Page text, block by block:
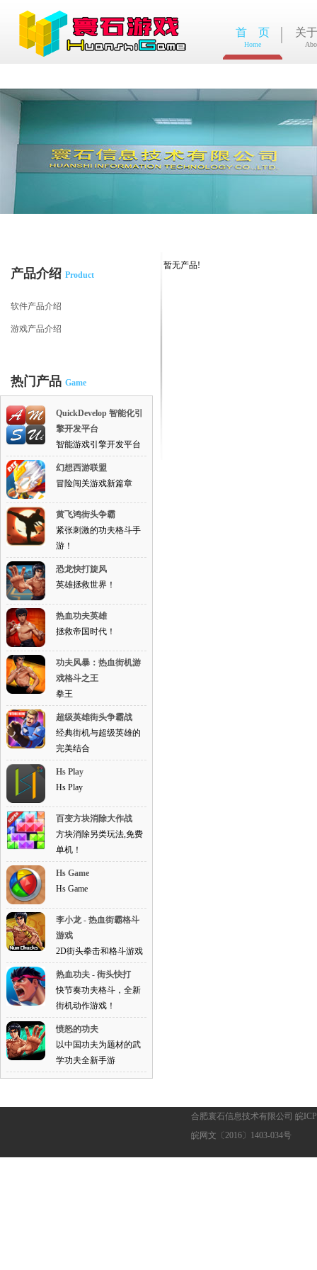
首 页
Home
关
产品介绍 Product
软件产品介绍
游戏产品介绍
热门产品 Game
QuickDevelop 智能化引
擎开发平台
智能游戏引擎开发平台
幻想西游联盟
冒险闯关游戏新篇章
黄飞鸿街头争霸
紧张刺激的功夫格斗手
游！
恐龙快打旋风
英雄拯救世界！
热血功夫英雄
拯救帝国时代！
功夫风暴：热血街机游
戏格斗之王
拳王
超级英雄街头争霸战
经典街机与超级英雄的
完美结合
Hs Play
Hs Play
百变方块消除大作战
方块消除另类玩法,免费
单机！
Hs Game
Hs Game
李小龙 - 热血街霸格斗
游戏
2D街头拳击和格斗游戏
热血功夫 - 街头快打
快节奏功夫格斗，全新
街机动作游戏！
愤怒的功夫
以中国功夫为题材的武
学功夫全新手游
暂无产品!
合肥寰石信息技术有限公司 皖
皖网文〔2016〕1403-034号